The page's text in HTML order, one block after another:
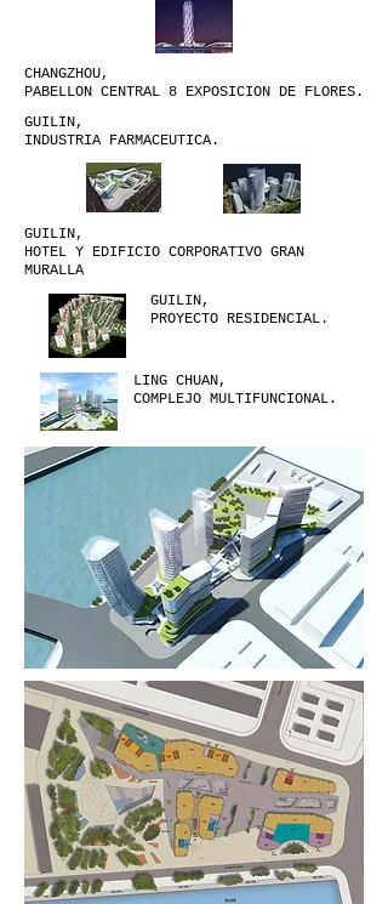
CHANGZHOU,
PABELLON CENTRAL 8 EXPOSICION DE FLORES.
GUILIN,
INDUSTRIA FARMACEUTICA.
GUILIN,
HOTEL Y EDIFICIO CORPORATIVO GRAN
MURALLA
GUILIN,
PROYECTO RESIDENCIAL.
LING CHUAN,
COMPLEJO MULTIFUNCIONAL.